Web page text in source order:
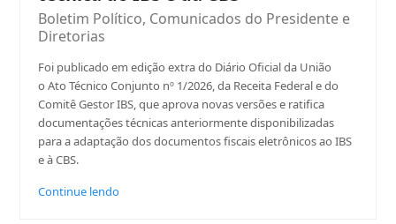
Boletim Político, Comunicados do Presidente e
Diretorias
Foi publicado em edição extra do Diário Oficial da União
o Ato Técnico Conjunto nº 1/2026, da Receita Federal e do
Comitê Gestor IBS, que aprova novas versões e ratifica
documentações técnicas anteriormente disponibilizadas
para a adaptação dos documentos fiscais eletrônicos ao IBS
e à CBS.
Continue lendo